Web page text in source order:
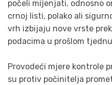
počeli mijenjati, odnosno
crnoj listi, polako ali
vrh izbijaju nove vrste
podacima u prošlom
Provodeći mjere kontrole
su protiv počinitelja